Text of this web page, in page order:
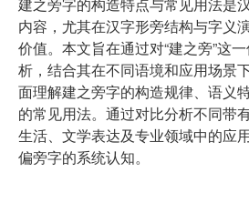
内容，尤其在汉字形旁结构与字义
价值。本文旨在通过对“建之旁”这
析，结合其在不同语境和应用场景
面理解建之旁字的构造规律、语义
的常见用法。通过对比分析不同带
生活、文学表达及专业领域中的应
偏旁字的系统认知。